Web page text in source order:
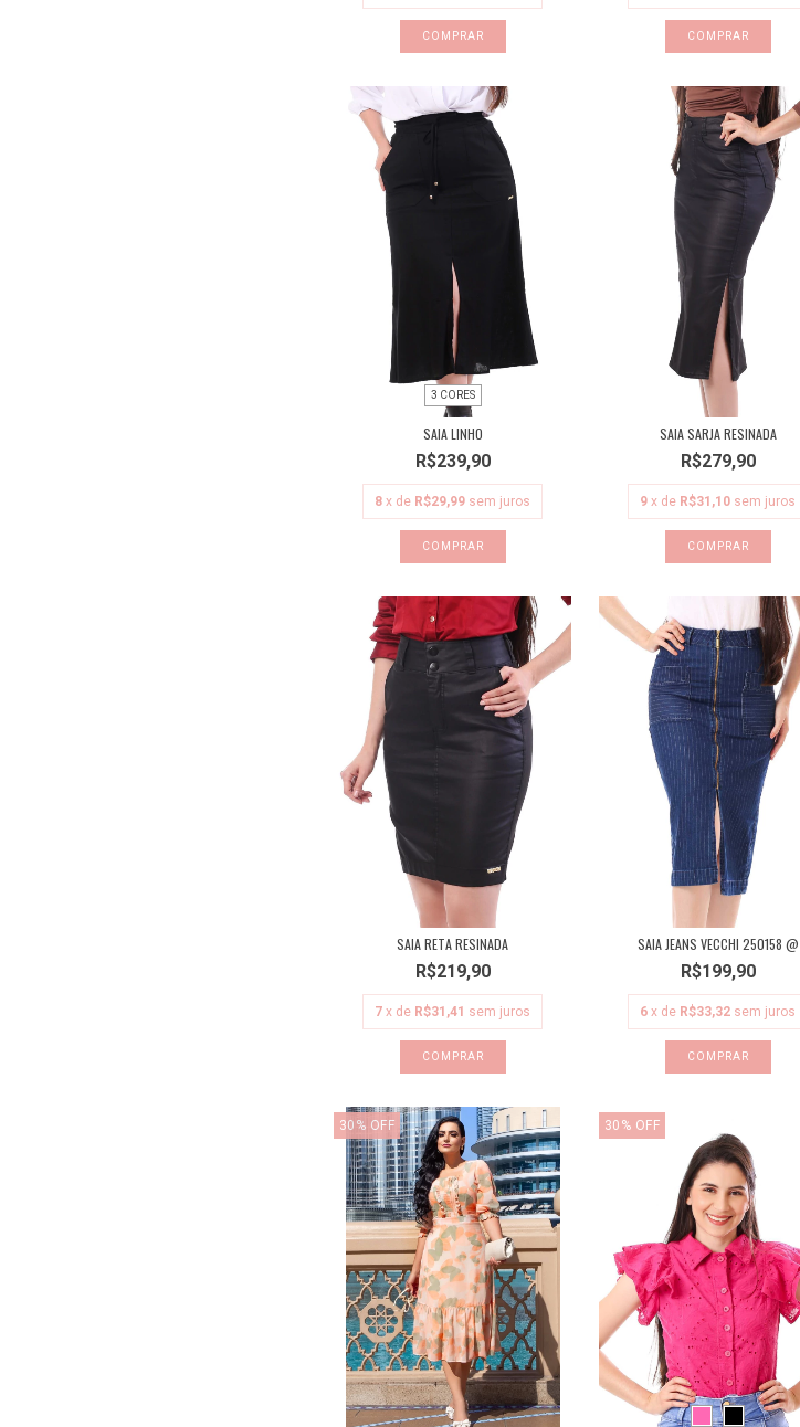
COMPRAR COMPRAR
3 CORES
SAIA LINHO
R$239,90
8 x de R$29,99 sem juros
COMPRAR
SAIA SARJA RESINADA
R$279,90
9 x de R$31,10 sem juros
COMPRAR
SAIA RETA RESINADA
R$219,90
7 x de R$31,41 sem juros
COMPRAR
SAIA JEANS VECCHI 250158 @
R$199,90
6 x de R$33,32 sem juros
COMPRAR
30 % OFF 30 % OFF